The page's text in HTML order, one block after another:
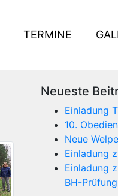
TERMINE
Neueste
Einladung
10.
Neue
Einladung
Einladung
BH-